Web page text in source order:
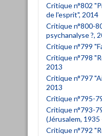
Critique n°802
de l'esprit", 2014
Critique n°800-
psychanalyse ?,
Critique n°799
Critique n°798
2013
Critique n°797
2013
Critique n°795-
Critique n°793-
(Jérusalem,
Critique n°792